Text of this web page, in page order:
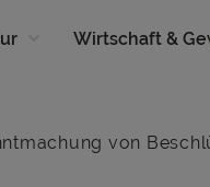
Wirtschaft &
von